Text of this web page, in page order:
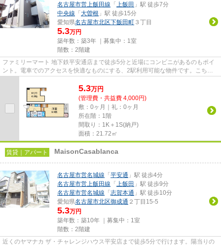
名古屋市営上飯田線 「 上飯田 」駅 徒歩7分
中央線 「 大曽根 」駅 徒歩15分
愛知県名古屋市北区下飯田町 ３丁目
5.3万円
築年数：築3年 ｜募集中： 1室
階数：2階建
ファミリーマート 地下鉄平安通店まで徒歩5分と近場にコンビニがあるのもポイ
ント。電車でのアクセスを快適なものにする、2駅利用可能な物件です。こちら
5.3万円
(管理費・共益費 4,000円)
敷：0ヶ月｜礼：0ヶ月
所在階：1階
間取り：1K＋1S(納戸)
面積：21.72㎡
賃貸｜アパート MaisonCasablanca
名古屋市営名城線 「 平安通 」駅 徒歩4分
名古屋市営上飯田線 「 上飯田 」駅 徒歩9分
名古屋市営名城線 「 志賀本通 」駅 徒歩10分
愛知県名古屋市北区御成通 ２丁目15-5
5.3万円
築年数：築10年 ｜募集中： 1室
階数：2階建
近くのヤマナカ ザ・チャレンジハウス平安店まで徒歩5分で行けます。陽当りの